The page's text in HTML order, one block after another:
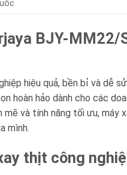
BJY-MM22/
hiệu quả, bền bỉ và dễ
hoàn hảo dành cho các
mẽ và tính năng tối ưu,
mình.
thịt công